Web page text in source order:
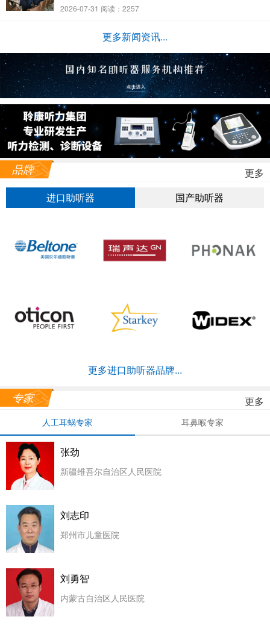
2026-07-31 阅读：2257
更多新闻资讯...
品牌
更多
进口助听器
国产助听器
更多进口助听器品牌...
专家 更多
人工耳蜗专家 耳鼻喉专家
张劲
新疆维吾尔自治区人民医院
刘志印
郑州市儿童医院
刘勇智
内蒙古自治区人民医院